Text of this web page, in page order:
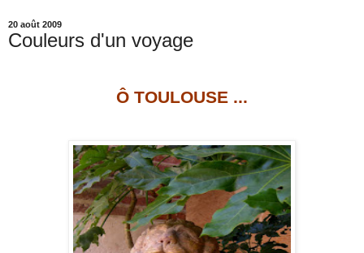
20 août 2009
Couleurs d'un voyage
Ô TOULOUSE ...